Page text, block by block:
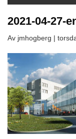
2021-04-27-
Av jmhogberg |